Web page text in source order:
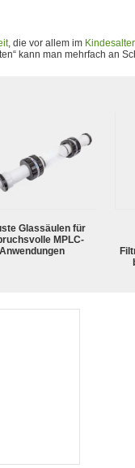
, die vor allem im Kindesalter
kann man mehrfach an
Glassäulen für
MPLC-
Anwendungen